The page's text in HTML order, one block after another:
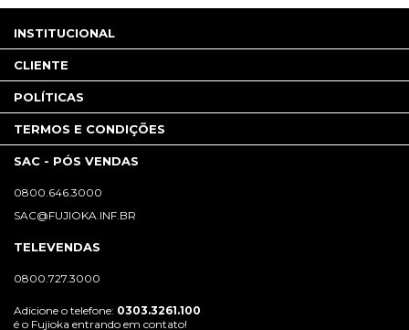
INSTITUCIONAL
CLIENTE
POLÍTICAS
TERMOS E CONDIÇÕES
SAC - PÓS VENDAS
0800.646.3000
SAC@FUJIOKA.INF.BR
TELEVENDAS
0800.727.3000
Adicione o telefone: 0303.3261.100
é o Fujioka entrando em contato!